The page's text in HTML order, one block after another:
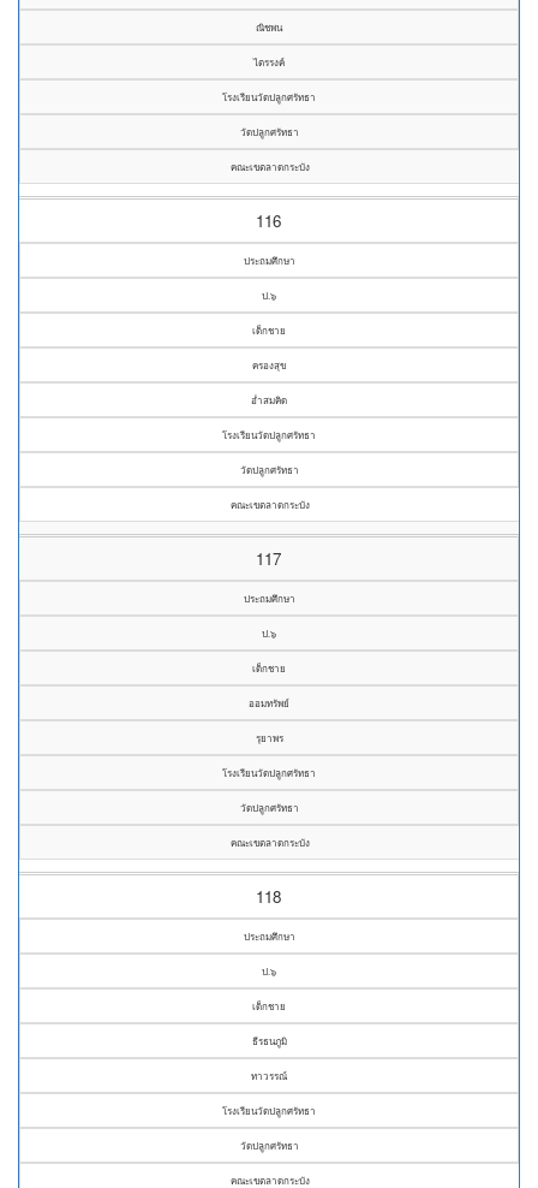
ณิชพน
ไตรรงค์
โรงเรียนวัดปลูกศรัทธา
วัดปลูกศรัทธา
คณะเขตลาดกระบัง
116
ประถมศึกษา
ป.๖
เด็กชาย
ครองสุข
อ่ำสมคิด
โรงเรียนวัดปลูกศรัทธา
วัดปลูกศรัทธา
คณะเขตลาดกระบัง
117
ประถมศึกษา
ป.๖
เด็กชาย
ออมทรัพย์
รุยาพร
โรงเรียนวัดปลูกศรัทธา
วัดปลูกศรัทธา
คณะเขตลาดกระบัง
118
ประถมศึกษา
ป.๖
เด็กชาย
ธีรธนภูมิ
ทาวรรณ์
โรงเรียนวัดปลูกศรัทธา
วัดปลูกศรัทธา
คณะเขตลาดกระบัง